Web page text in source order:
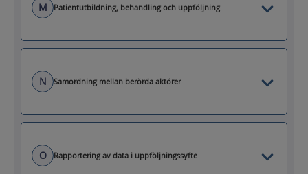
M Patientutbildning, behandling och uppföljning
N Samordning mellan berörda aktörer
O Rapportering av data i uppföljningssyfte